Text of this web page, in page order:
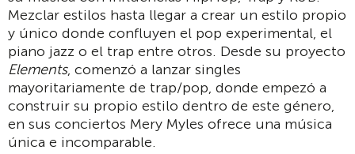
Mezclar estilos hasta llegar a crear un estilo propio
y único donde confluyen el pop experimental, el
piano jazz o el trap entre otros. Desde su proyecto
Elements, comenzó a lanzar singles
mayoritariamente de trap/pop, donde empezó a
construir su propio estilo dentro de este género,
en sus conciertos Mery Myles ofrece una música
única e incomparable.